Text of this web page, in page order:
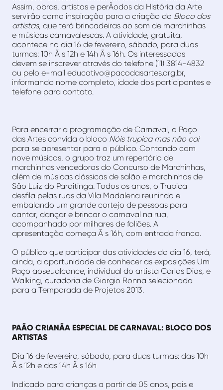
Assim, obras, artistas e perÃ­odos da História da Arte
servirão como inspiração para a criação do Bloco dos
artistas, que terá brincadeiras ao som de marchinhas
e músicas carnavalescas. A atividade, gratuita,
acontece no dia 16 de fevereiro, sábado, para duas
turmas: 10h Ã s 12h e 14h Ã s 16h. Os interessados
devem se inscrever através do telefone (11) 3814-4832
ou pelo e-mail educativo@pacodasartes.org.br,
informando nome completo, idade dos participantes e
telefone para contato.
Para encerrar a programação de Carnaval, o Paço
das Artes convida o bloco Nóis trupica mas não cai
para se apresentar para o público. Contando com
nove músicos, o grupo traz um repertório de
marchinhas vencedoras do Concurso de Marchinhas,
além de músicas clássicas de salão e marchinhas de
São Luiz do Paraitinga. Todos os anos, o Trupica
desfila pelas ruas da Vila Madalena reunindo e
embalando um grande cortejo de pessoas para
cantar, dançar e brincar o carnaval na rua,
acompanhado por milhares de foliões. A
apresentação começa Ã s 16h, com entrada franca.
O público que participar das atividades do dia 16, terá,
ainda, a oportunidade de conhecer as exposições Um
Paço aoseualcance, individual do artista Carlos Dias, e
Walking, curadoria de Giorgio Ronna selecionada
para a Temporada de Projetos 2013.
PAÃO CRIANÃA ESPECIAL DE CARNAVAL: BLOCO DOS
ARTISTAS
Dia 16 de fevereiro, sábado, para duas turmas: das 10h
Ã s 12h e das 14h Ã s 16h
Indicado para crianças a partir de 05 anos, pais e